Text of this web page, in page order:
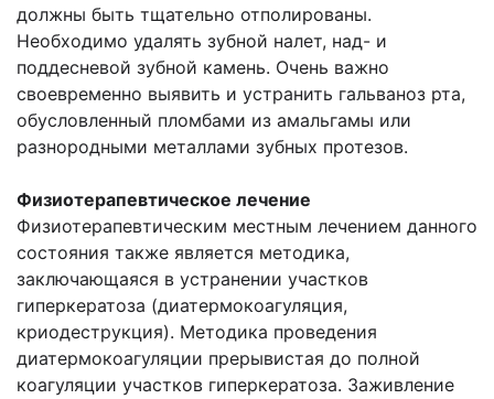
должны быть тщательно отполированы.
Необходимо удалять зубной налет, над- и
поддесневой зубной камень. Очень важно
своевременно выявить и устранить гальваноз рта,
обусловленный пломбами из амальгамы или
разнородными металлами зубных протезов.
Физиотерапевтическое лечение
Физиотерапевтическим местным лечением данного
состояния также является методика,
заключающаяся в устранении участков
гиперкератоза (диатермокоагуляция,
криодеструкция). Методика проведения
диатермокоагуляции прерывистая до полной
коагуляции участков гиперкератоза. Заживление